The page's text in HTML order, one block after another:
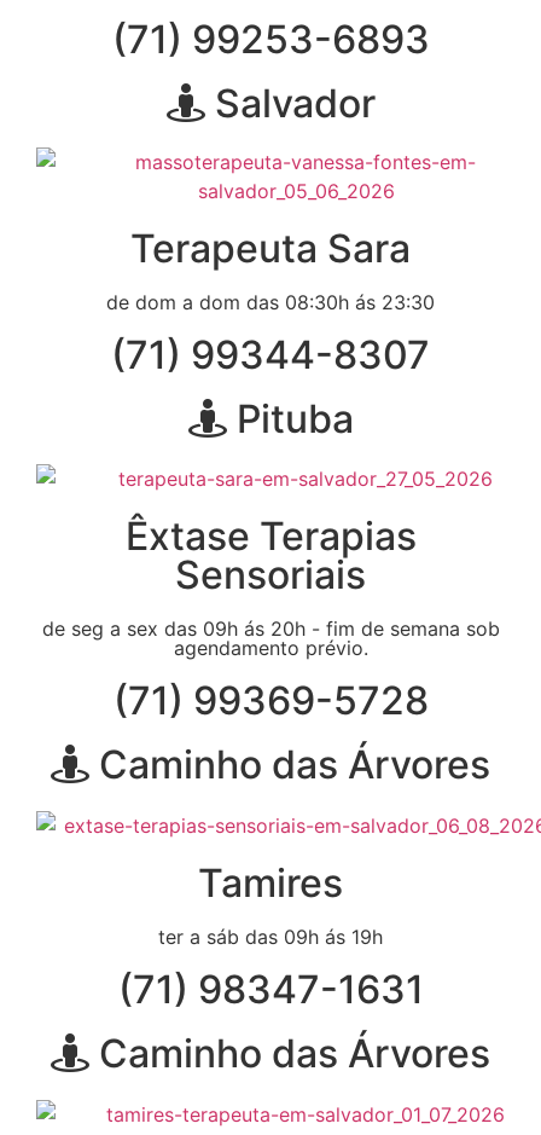
(71) 99253-6893
Salvador
Terapeuta Sara
de dom a dom das 08:30h ás 23:30
(71) 99344-8307
Pituba
Êxtase Terapias
Sensoriais
de seg a sex das 09h ás 20h - fim de semana sob
agendamento prévio.
(71) 99369-5728
Caminho das Árvores
Tamires
ter a sáb das 09h ás 19h
(71) 98347-1631
Caminho das Árvores